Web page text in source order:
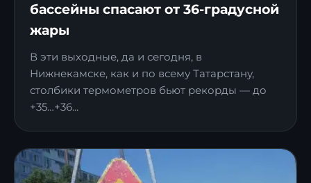
бассейны спасают от 36-градусной
жары
В эти выходные, да и сегодня, в
Нижнекамске, как и по всему Татарстану,
столбики термометров бьют рекорды — до
+35…+36...